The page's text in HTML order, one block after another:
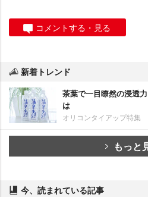
コメントする・見る
新着トレンド
茶葉で一目瞭然の浸透
は
オリコンタイアップ特集
もっと
今、読まれている記事